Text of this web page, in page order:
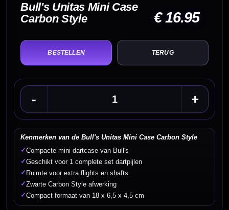
Bull's Unitas Mini Case
Carbon Style
€ 16.95
TERUG
Kenmerken van de Bull's Unitas Mini Case Carbon Style
✓Compacte mini dartcase van Bull's
✓Geschikt voor 1 complete set dartpijlen
✓ Ruimte voor extra flights en shafts
✓Zwarte Carbon Style afwerking
✓Compact formaat van 18 x 6,5 x 4,5 cm
- +